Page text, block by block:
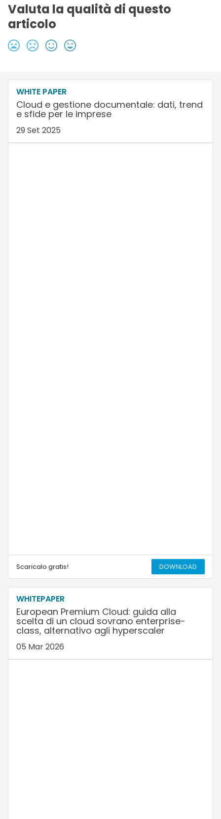
Valuta la qualità di questo
articolo
WHITE PAPER
Cloud e gestione documentale: dati, trend
e sfide per le imprese
29 Set 2025
Scaricalo gratis! DOWNLOAD
WHITEPAPER
European Premium Cloud: guida alla
scelta di un cloud sovrano enterprise-
class, alternativo agli hyperscaler
05 Mar 2026